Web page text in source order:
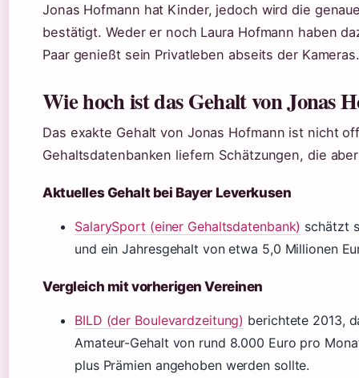
Jonas Hofmann hat Kinder, jedoch wird die
bestätigt. Weder er noch Laura Hofmann haben
Paar genießt sein Privatleben abseits der Kameras.
Wie hoch ist das Gehalt von Jonas
Das exakte Gehalt von Jonas Hofmann ist nicht
Gehaltsdatenbanken liefern Schätzungen, die
Aktuelles Gehalt bei Bayer Leverkusen
SalarySport (einer Gehaltsdatenbank) schätzt
und ein Jahresgehalt von etwa 5,0 Millionen
Vergleich mit vorherigen Vereinen
BILD (der Boulevardzeitung) berichtete 2013,
Amateur-Gehalt von rund 8.000 Euro pro
plus Prämien angehoben werden sollte.